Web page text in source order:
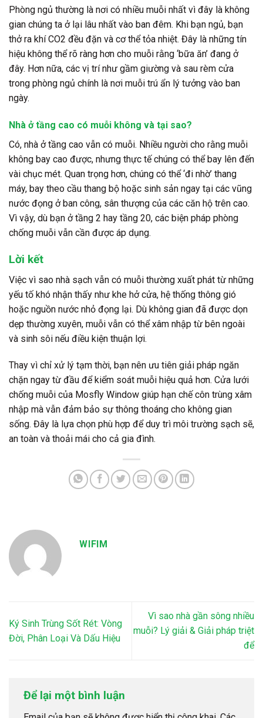
Phòng ngủ thường là nơi có nhiều muỗi nhất vì đây là không
gian chúng ta ở lại lâu nhất vào ban đêm. Khi bạn ngủ, bạn
thở ra khí CO2 đều đặn và cơ thể tỏa nhiệt. Đây là những tín
hiệu không thể rõ ràng hơn cho muỗi rằng ‘bữa ăn’ đang ở
đây. Hơn nữa, các vị trí như gầm giường và sau rèm cửa
trong phòng ngủ chính là nơi muỗi trú ẩn lý tưởng vào ban
ngày.
Nhà ở tầng cao có muỗi không và tại sao?
Có, nhà ở tầng cao vẫn có muỗi. Nhiều người cho rằng muỗi
không bay cao được, nhưng thực tế chúng có thể bay lên đến
vài chục mét. Quan trọng hơn, chúng có thể ‘đi nhờ’ thang
máy, bay theo cầu thang bộ hoặc sinh sản ngay tại các vũng
nước đọng ở ban công, sân thượng của các căn hộ trên cao.
Vì vậy, dù bạn ở tầng 2 hay tầng 20, các biện pháp phòng
chống muỗi vẫn cần được áp dụng.
Lời kết
Việc vì sao nhà sạch vẫn có muỗi thường xuất phát từ những
yếu tố khó nhận thấy như khe hở cửa, hệ thống thông gió
hoặc nguồn nước nhỏ đọng lại. Dù không gian đã được dọn
dẹp thường xuyên, muỗi vẫn có thể xâm nhập từ bên ngoài
và sinh sôi nếu điều kiện thuận lợi.
Thay vì chỉ xử lý tạm thời, bạn nên ưu tiên giải pháp ngăn
chặn ngay từ đầu để kiểm soát muỗi hiệu quả hơn. Cửa lưới
chống muỗi của Mosfly Window giúp hạn chế côn trùng xâm
nhập mà vẫn đảm bảo sự thông thoáng cho không gian
sống. Đây là lựa chọn phù hợp để duy trì môi trường sạch sẽ,
an toàn và thoải mái cho cả gia đình.
WIFIM
Ký Sinh Trùng Sốt Rét: Vòng
Đời, Phân Loại Và Dấu Hiệu
Vì sao nhà gần sông nhiều
muỗi? Lý giải & Giải pháp triệt
để
Để lại một bình luận